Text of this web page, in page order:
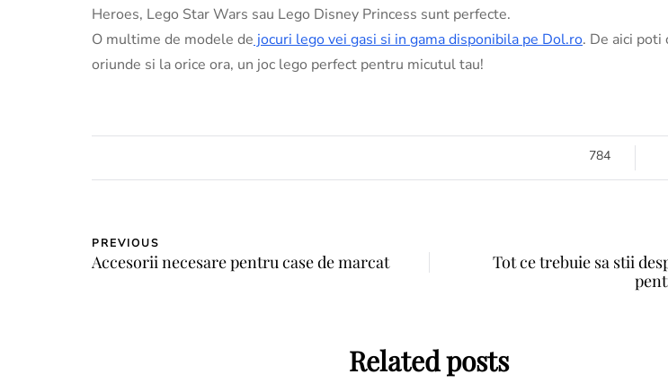
Heroes, Lego Star Wars sau Lego Disney Princess sunt perfecte.
O multime de modele de jocuri lego vei gasi si in gama disponibila pe Dol.ro. De aici poti
oriunde si la orice ora, un joc lego perfect pentru micutul tau!
784
PREVIOUS
Accesorii necesare pentru case de marcat
Tot ce trebuie sa stii
Related posts